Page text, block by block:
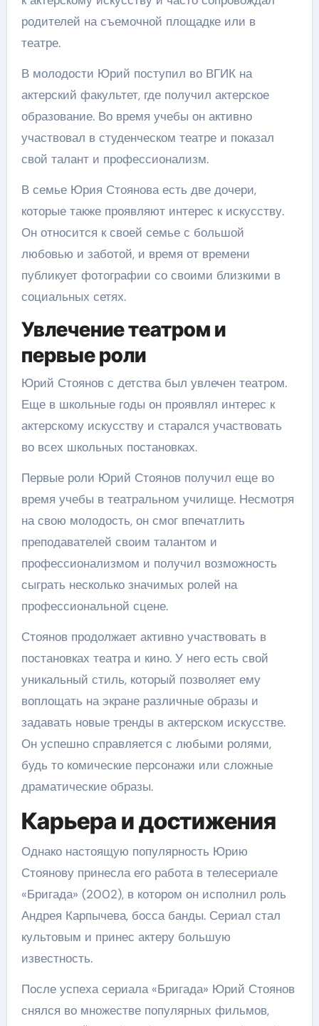
родителей на съемочной площадке или в
театре.
В молодости Юрий поступил во ВГИК на
актерский факультет, где получил актерское
образование. Во время учебы он активно
участвовал в студенческом театре и показал
свой талант и профессионализм.
В семье Юрия Стоянова есть две дочери,
которые также проявляют интерес к искусству.
Он относится к своей семье с большой
любовью и заботой, и время от времени
публикует фотографии со своими близкими в
социальных сетях.
Увлечение театром и
первые роли
Юрий Стоянов с детства был увлечен театром.
Еще в школьные годы он проявлял интерес к
актерскому искусству и старался участвовать
во всех школьных постановках.
Первые роли Юрий Стоянов получил еще во
время учебы в театральном училище. Несмотря
на свою молодость, он смог впечатлить
преподавателей своим талантом и
профессионализмом и получил возможность
сыграть несколько значимых ролей на
профессиональной сцене.
Стоянов продолжает активно участвовать в
постановках театра и кино. У него есть свой
уникальный стиль, который позволяет ему
воплощать на экране различные образы и
задавать новые тренды в актерском искусстве.
Он успешно справляется с любыми ролями,
будь то комические персонажи или сложные
драматические образы.
Карьера и достижения
Однако настоящую популярность Юрию
Стоянову принесла его работа в телесериале
«Бригада» (2002), в котором он исполнил роль
Андрея Карпычева, босса банды. Сериал стал
культовым и принес актеру большую
известность.
После успеха сериала «Бригада» Юрий Стоянов
снялся во множестве популярных фильмов,